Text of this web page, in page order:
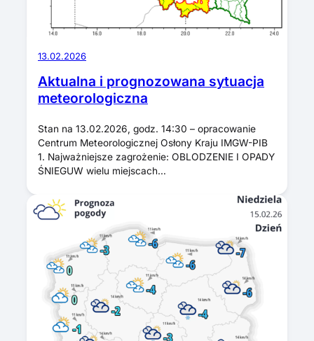
13.02.2026
Aktualna i prognozowana sytuacja
meteorologiczna
Stan na 13.02.2026, godz. 14:30 – opracowanie
Centrum Meteorologicznej Osłony Kraju IMGW-PIB
1. Najważniejsze zagrożenie: OBLODZENIE I OPADY
ŚNIEGUW wielu miejscach…